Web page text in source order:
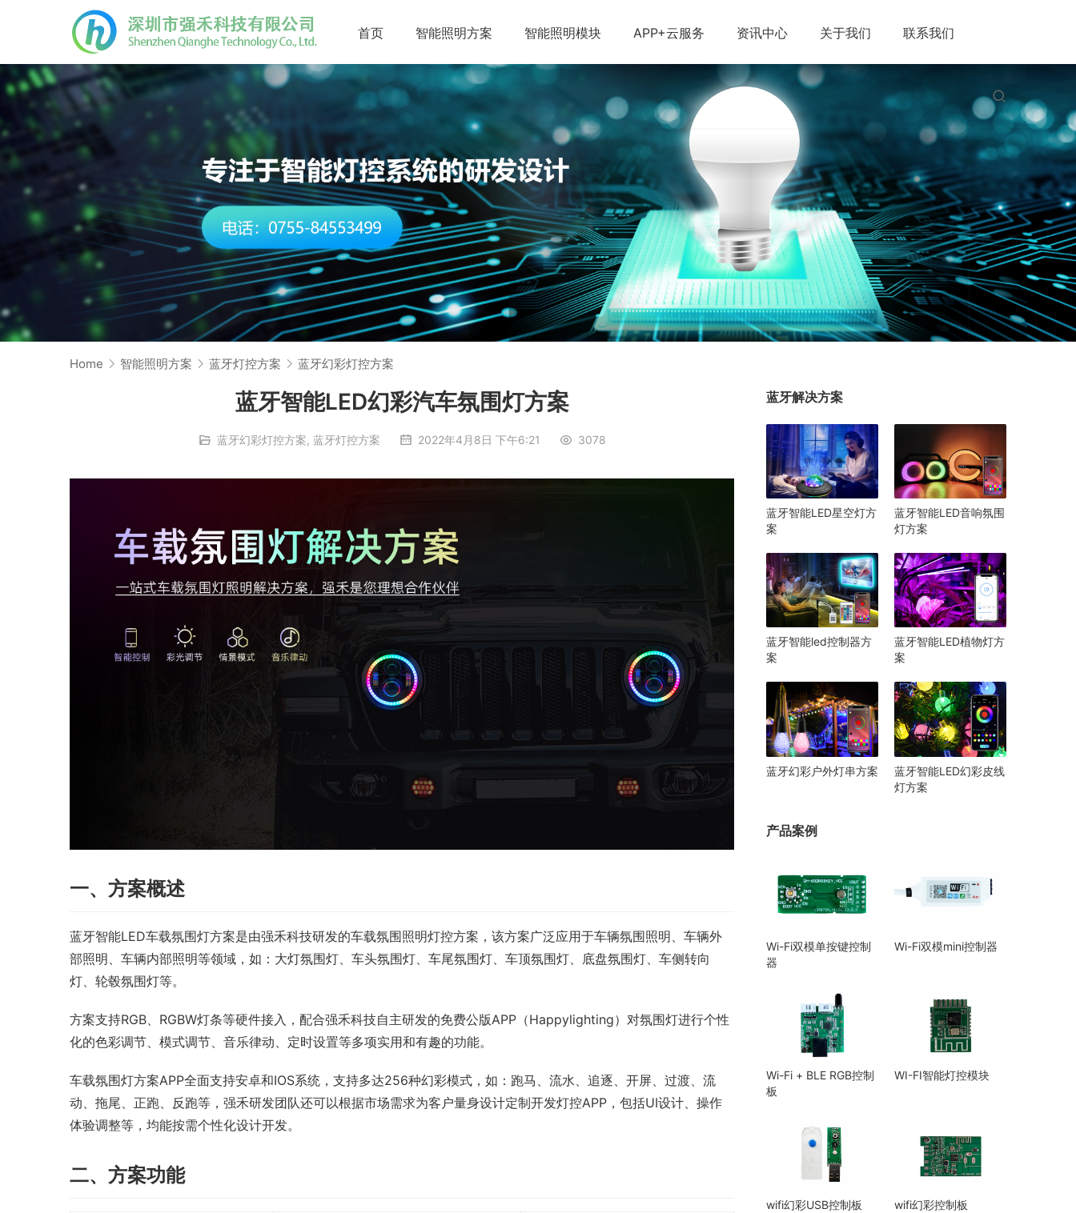
首页 智能照明方案 智能照明模块 APP+云服务 资讯中心 关于我们 联系我们
Home 智能照明方案 蓝牙灯控方案 蓝牙幻彩灯控方案
蓝牙智能LED幻彩汽车氛围灯方案
蓝牙幻彩灯控方案, 蓝牙灯控方案 2022年4月8日 下午6:21 3078
一、方案概述
蓝牙智能LED车载氛围灯方案是由强禾科技研发的车载氛围照明灯控方案，该方案广泛应用于车辆氛围照明、车辆外
部照明、车辆内部照明等领域，如：大灯氛围灯、车头氛围灯、车尾氛围灯、车顶氛围灯、底盘氛围灯、车侧转向
灯、轮毂氛围灯等。
方案支持RGB、RGBW灯条等硬件接入，配合强禾科技自主研发的免费公版APP（Happylighting）对氛围灯进行个性
化的色彩调节、模式调节、音乐律动、定时设置等多项实用和有趣的功能。
车载氛围灯方案APP全面支持安卓和IOS系统，支持多达256种幻彩模式，如：跑马、流水、追逐、开屏、过渡、流
动、拖尾、正跑、反跑等，强禾研发团队还可以根据市场需求为客户量身设计定制开发灯控APP，包括UI设计、操作
体验调整等，均能按需个性化设计开发。
二、方案功能
蓝牙解决方案
蓝牙智能LED星空灯方
案
蓝牙智能LED音响氛围
灯方案
蓝牙智能led控制器方
案
蓝牙智能LED植物灯方
案
蓝牙幻彩户外灯串方案
蓝牙智能LED幻彩皮线
灯方案
产品案例
Wi-Fi双模单按键控制
器
Wi-Fi双模mini控制器
Wi-Fi + BLE RGB控制
板
WI-FI智能灯控模块
wifi幻彩USB控制板 wifi幻彩控制板